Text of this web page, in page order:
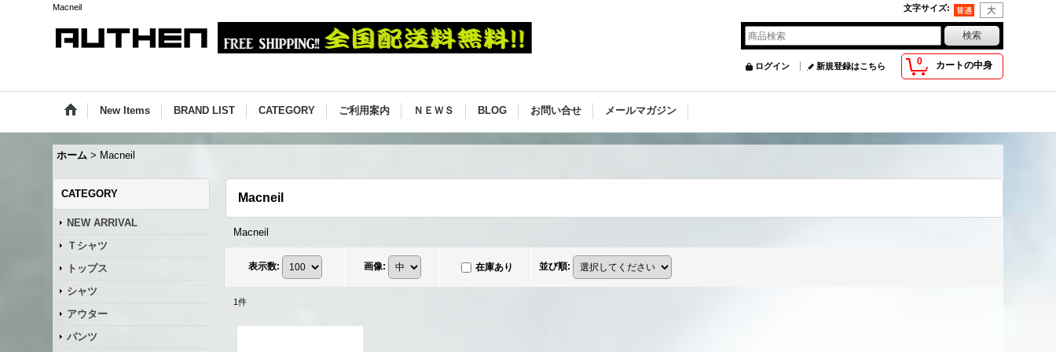
Macneil 文字サイズ:
0 カートの中身
ログイン 新規登録はこちら
New Items BRAND LIST CATEGORY ご利用案内 ＮＥＷＳ BLOG お問い合せ メールマガジン
ホーム > Macneil
CATEGORY
NEW ARRIVAL
Ｔシャツ
トップス
シャツ
アウター
パンツ
Macneil
Macneil
表示数: 画像: 在庫あり 並び順:
1件